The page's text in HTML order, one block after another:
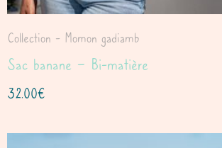
Collection - Momon gadiamb
Sac banane – Bi-matière
32.00€